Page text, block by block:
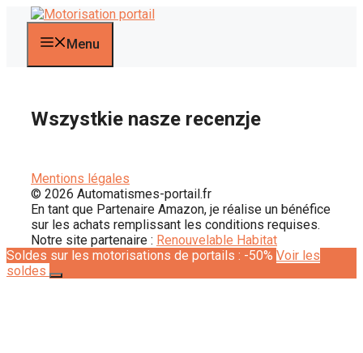
Przejdź
Menu
Wszystkie nasze recenzje
Mentions légales
© 2026 Automatismes-portail.fr
En tant que Partenaire Amazon, je réalise un bénéfice
sur les achats remplissant les conditions requises.
Notre site partenaire : Renouvelable Habitat
Soldes sur les motorisations de portails : -50% Voir les
soldes